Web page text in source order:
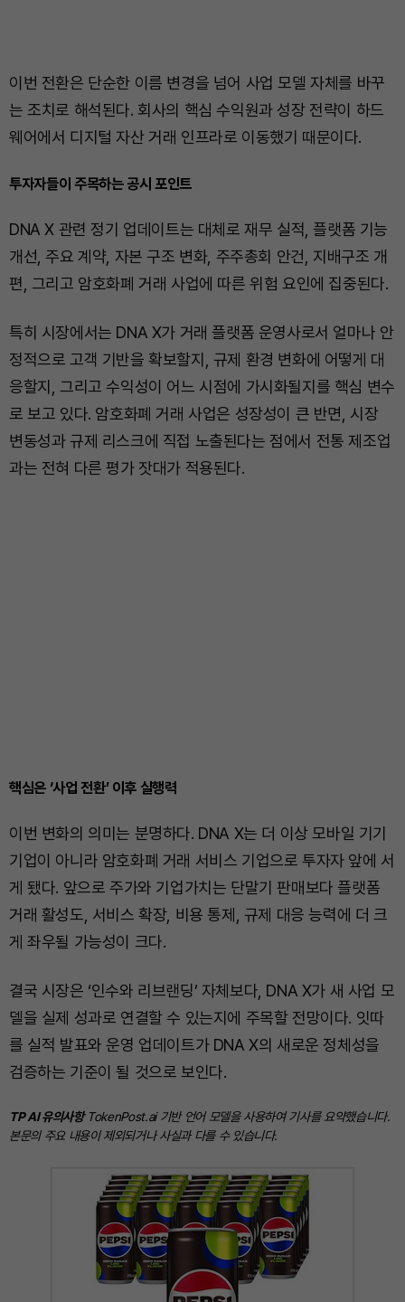
이번 전환은 단순한 이름 변경을 넘어 사업 모델 자체를 바꾸
는 조치로 해석된다. 회사의 핵심 수익원과 성장 전략이 하드
웨어에서 디지털 자산 거래 인프라로 이동했기 때문이다.
투자자들이 주목하는 공시 포인트
DNA X 관련 정기 업데이트는 대체로 재무 실적, 플랫폼 기능
개선, 주요 계약, 자본 구조 변화, 주주총회 안건, 지배구조 개
편, 그리고 암호화폐 거래 사업에 따른 위험 요인에 집중된다.
특히 시장에서는 DNA X가 거래 플랫폼 운영사로서 얼마나 안
정적으로 고객 기반을 확보할지, 규제 환경 변화에 어떻게 대
응할지, 그리고 수익성이 어느 시점에 가시화될지를 핵심 변수
로 보고 있다. 암호화폐 거래 사업은 성장성이 큰 반면, 시장
변동성과 규제 리스크에 직접 노출된다는 점에서 전통 제조업
과는 전혀 다른 평가 잣대가 적용된다.
핵심은 ‘사업 전환’ 이후 실행력
이번 변화의 의미는 분명하다. DNA X는 더 이상 모바일 기기
기업이 아니라 암호화폐 거래 서비스 기업으로 투자자 앞에 서
게 됐다. 앞으로 주가와 기업가치는 단말기 판매보다 플랫폼
거래 활성도, 서비스 확장, 비용 통제, 규제 대응 능력에 더 크
게 좌우될 가능성이 크다.
결국 시장은 ‘인수와 리브랜딩’ 자체보다, DNA X가 새 사업 모
델을 실제 성과로 연결할 수 있는지에 주목할 전망이다. 잇따
를 실적 발표와 운영 업데이트가 DNA X의 새로운 정체성을
검증하는 기준이 될 것으로 보인다.
TP AI 유의사항TokenPost.ai 기반 언어 모델을 사용하여 기사를 요약했습니다.
본문의 주요 내용이 제외되거나 사실과 다를 수 있습니다.